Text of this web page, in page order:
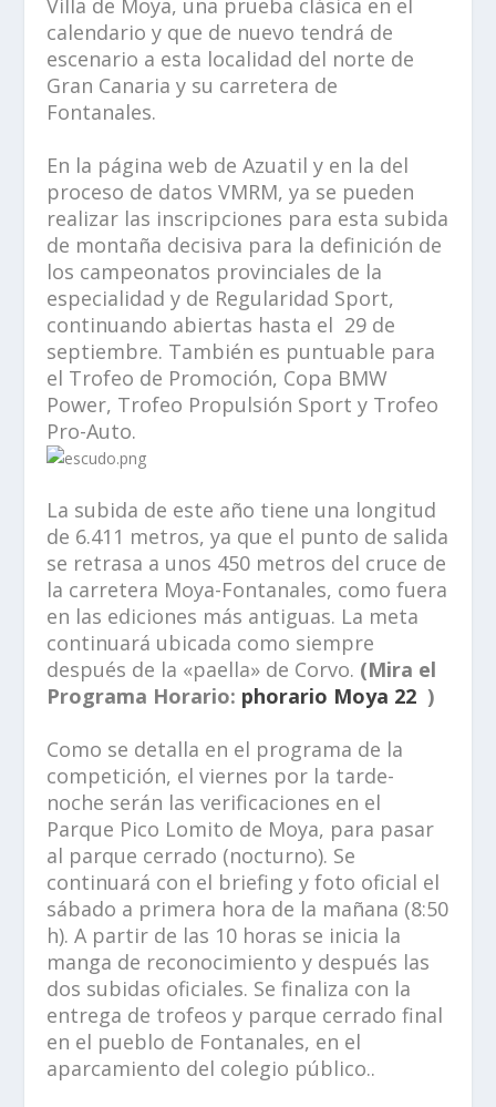
Villa de Moya, una prueba clásica en el
calendario y que de nuevo tendrá de
escenario a esta localidad del norte de
Gran Canaria y su carretera de
Fontanales.
En la página web de Azuatil y en la del
proceso de datos VMRM, ya se pueden
realizar las inscripciones para esta subida
de montaña decisiva para la definición de
los campeonatos provinciales de la
especialidad y de Regularidad Sport,
continuando abiertas hasta el 29 de
septiembre. También es puntuable para
el Trofeo de Promoción, Copa BMW
Power, Trofeo Propulsión Sport y Trofeo
Pro-Auto.
La subida de este año tiene una longitud
de 6.411 metros, ya que el punto de salida
se retrasa a unos 450 metros del cruce de
la carretera Moya-Fontanales, como fuera
en las ediciones más antiguas. La meta
continuará ubicada como siempre
después de la «paella» de Corvo. (Mira el
Programa Horario: phorario Moya 22 )
Como se detalla en el programa de la
competición, el viernes por la tarde-
noche serán las verificaciones en el
Parque Pico Lomito de Moya, para pasar
al parque cerrado (nocturno). Se
continuará con el briefing y foto oficial el
sábado a primera hora de la mañana (8:50
h). A partir de las 10 horas se inicia la
manga de reconocimiento y después las
dos subidas oficiales. Se finaliza con la
entrega de trofeos y parque cerrado final
en el pueblo de Fontanales, en el
aparcamiento del colegio público..